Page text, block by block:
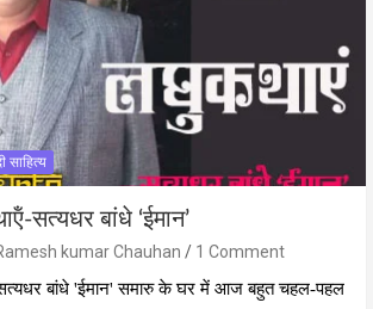
साहित्य
सत्‍यधर बांधे ‘ईमान’
kumar Chauhan
1 Comment
बांधे 'ईमान' समारु के घर में आज बहुत चहल-पहल